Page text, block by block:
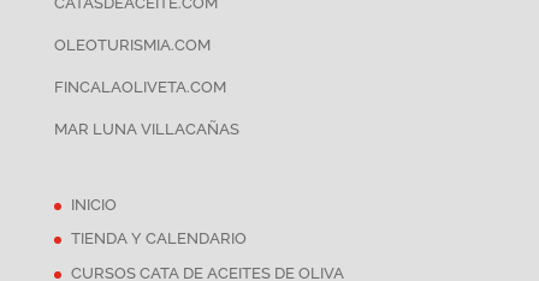
OLEOTURISMIA.COM
FINCALAOLIVETA.COM
MAR LUNA VILLACAÑAS
INICIO
TIENDA Y CALENDARIO
CURSOS CATA DE ACEITES DE OLIVA